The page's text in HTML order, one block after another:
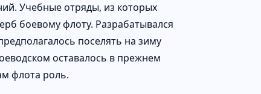
Учебные отряды, из которых
боевому флоту. Разрабатывался
поселять на зиму
оставалось в прежнем
флота роль.